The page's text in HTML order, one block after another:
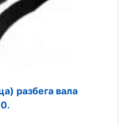
разбега вала